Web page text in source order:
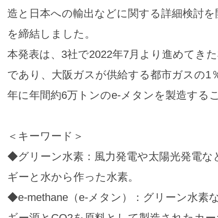
造と日本への輸出などに関する詳細検討
を締結しました。
本発表は、3社で2022年7月より進めてき
であり、大阪ガスが供給する都市ガスの1
年に年間約6万トンのe-メタンを製造する
＜キーワード＞
◆グリーン水素：風力発電や太陽光発電な
ギーと水から作った水素。
◆e-methane（e-メタン）：グリーン水素